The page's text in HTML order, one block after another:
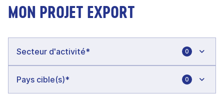
MON PROJET EXPORT
0
0